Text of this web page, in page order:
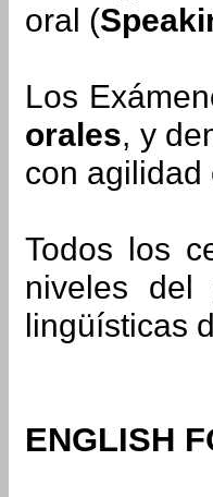
oral (
Los
orales, y
con agilidad
Todos los
niveles del
lingüísticas
ENGLISH